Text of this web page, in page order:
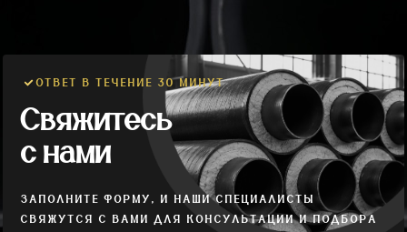
ОТВЕТ В ТЕЧЕНИЕ 30 МИНУТ
Свяжитесь
с нами
ЗАПОЛНИТЕ ФОРМУ, И НАШИ СПЕЦИАЛИСТЫ
СВЯЖУТСЯ С ВАМИ ДЛЯ КОНСУЛЬТАЦИИ И ПОДБОРА